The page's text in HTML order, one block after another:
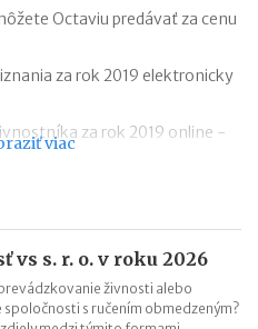
Octaviu predávať za cenu
za rok 2019 elektronicky
za rok 2019 online -
sa vyvarujte
Odpovedá CEO Martinusu,
sa v roku 2019 menili takmer
viac
vs s. r. o. v roku 2026
prevádzkovanie živnosti alebo
spoločnosti s ručením obmedzeným?